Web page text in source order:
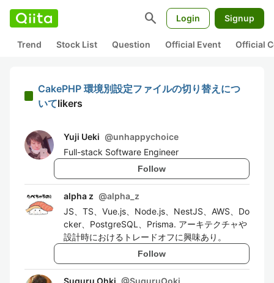
search Login Signup
Trend Stock List Question Official Event Official
CakePHP 環境別設定ファイルの切り替えにつ
いてlikers
Yuji Ueki @unhappychoice
Full-stack Software Engineer
Follow
alpha z @alpha_z
JS、TS、Vue.js、Node.js、NestJS、AWS、Do
cker、PostgreSQL、Prisma. アーキテクチャや
設計時におけるトレードオフに興味あり。
Follow
Suguru Ohki @SuguruOoki